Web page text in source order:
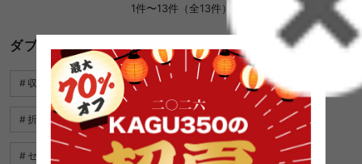
1件〜13件（全13件）
ダブルベッド 畳に関するキーワード
収納 付き 畳 ベッド 折り畳み ベッド おしゃれ
折り畳み 机 ダブルベッド 白 可愛い ダブルベッド
セミダブルベッド 人気 収納 畳 ベッド 畳 椅子